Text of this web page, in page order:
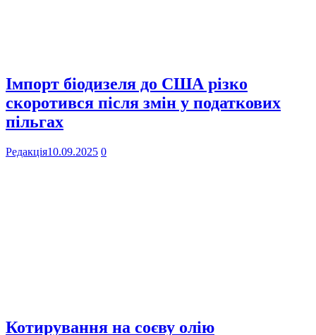
Імпорт біодизеля до США різко
скоротився після змін у податкових
пільгах
Редакція10.09.2025 0
Котирування на соєву олію